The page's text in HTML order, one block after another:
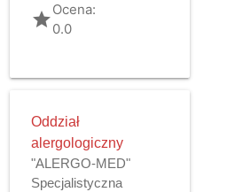
gradeOcena:
0.0
Oddział
alergologiczny
"ALERGO-MED"
Specjalistyczna